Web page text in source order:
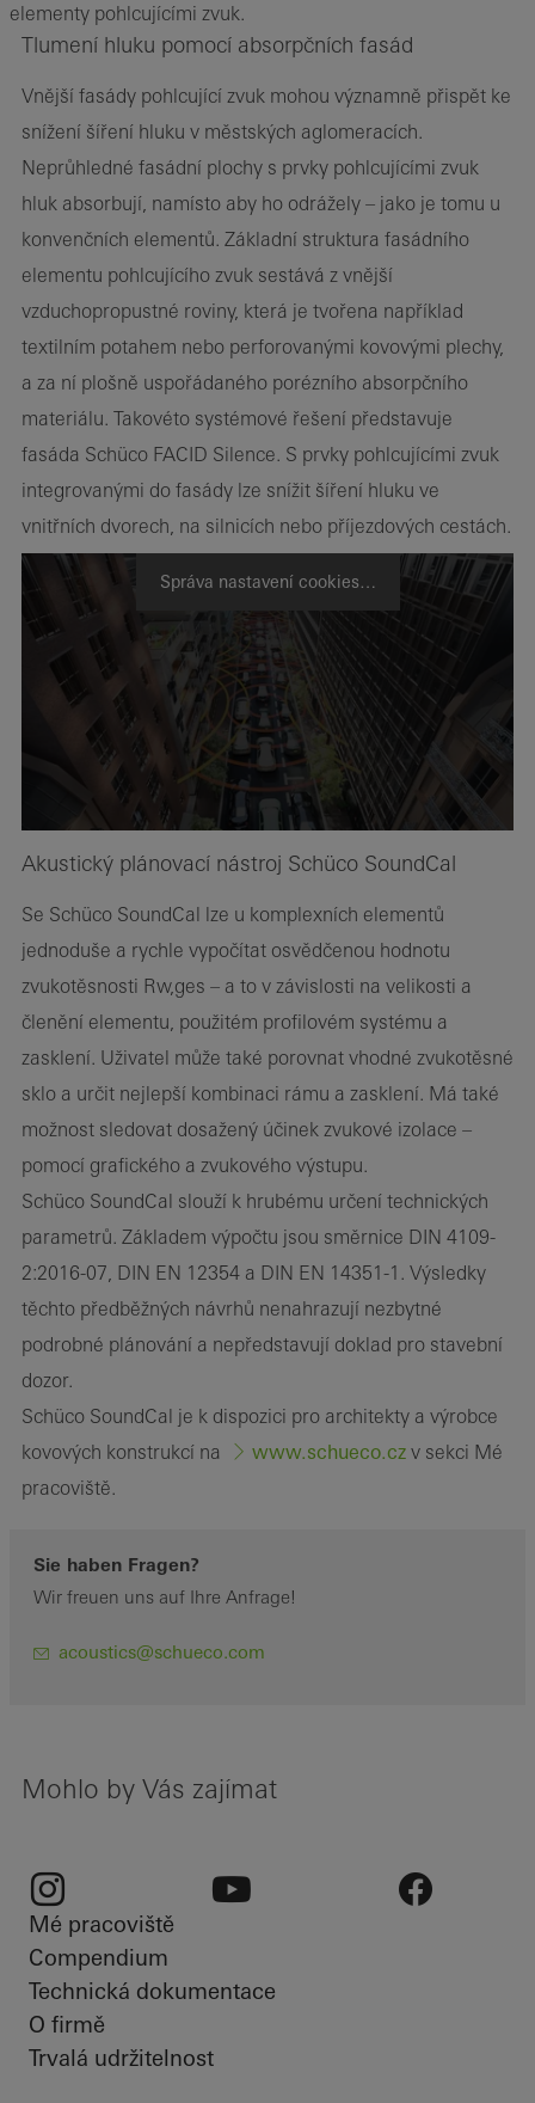
elementy pohlcujícími zvuk.
Tlumení hluku pomocí absorpčních fasád
Vnější fasády pohlcující zvuk mohou významně přispět ke
snížení šíření hluku v městských aglomeracích.
Neprůhledné fasádní plochy s prvky pohlcujícími zvuk
hluk absorbují, namísto aby ho odrážely – jako je tomu u
konvenčních elementů. Základní struktura fasádního
elementu pohlcujícího zvuk sestává z vnější
vzduchopropustné roviny, která je tvořena například
textilním potahem nebo perforovanými kovovými plechy,
a za ní plošně uspořádaného porézního absorpčního
materiálu. Takovéto systémové řešení představuje
fasáda Schüco FACID Silence. S prvky pohlcujícími zvuk
integrovanými do fasády lze snížit šíření hluku ve
vnitřních dvorech, na silnicích nebo příjezdových cestách.
Správa nastavení cookies…
Akustický plánovací nástroj Schüco SoundCal
Se Schüco SoundCal lze u komplexních elementů
jednoduše a rychle vypočítat osvědčenou hodnotu
zvukotěsnosti Rw,ges – a to v závislosti na velikosti a
členění elementu, použitém profilovém systému a
zasklení. Uživatel může také porovnat vhodné zvukotěsné
sklo a určit nejlepší kombinaci rámu a zasklení. Má také
možnost sledovat dosažený účinek zvukové izolace –
pomocí grafického a zvukového výstupu.
Schüco SoundCal slouží k hrubému určení technických
parametrů. Základem výpočtu jsou směrnice DIN 4109-
2:2016-07, DIN EN 12354 a DIN EN 14351-1. Výsledky
těchto předběžných návrhů nenahrazují nezbytné
podrobné plánování a nepředstavují doklad pro stavební
dozor.
Schüco SoundCal je k dispozici pro architekty a výrobce
kovových konstrukcí na
www.schueco.cz v sekci Mé
pracoviště.
Sie haben Fragen?
Wir freuen uns auf Ihre Anfrage!
acoustics@schueco.com
Mohlo by Vás zajímat
Instagram
Mé pracoviště
Compendium
Technická dokumentace
O firmě
Trvalá udržitelnost